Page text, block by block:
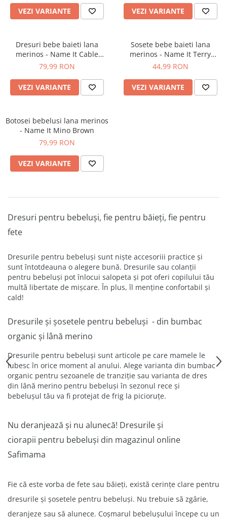
VEZI VARIANTE VEZI VARIANTE
Dresuri bebe baieti lana
merinos - Name It Cable
Turbulence
79,99 RON
VEZI VARIANTE
Sosete bebe baieti lana
merinos - Name It Terry
Tarmac
44,99 RON
VEZI VARIANTE
Botosei bebelusi lana merinos
- Name It Mino Brown
79,99 RON
VEZI VARIANTE
Dresuri pentru bebeluși, fie pentru băieți, fie pentru
fete
Dresurile pentru bebeluși sunt niște accesoriii practice și
sunt întotdeauna o alegere bună. Dresurile sau colanții
pentru bebeluși pot înlocui salopeta și pot oferi copilului tău
multă libertate de mișcare. În plus, îl menține confortabil și
cald!
Dresurile și șosetele pentru bebeluși - din bumbac
organic și lână merino
Dresurile pentru bebeluși sunt articole pe care mamele le
iubesc în orice moment al anului. Alege varianta din bumbac
organic pentru sezoanele de tranziție sau varianta de dres
din lână merino pentru bebeluși în sezonul rece și
bebelușul tău va fi protejat de frig la picioruțe.
Nu deranjează și nu alunecă! Dresurile și
ciorapii pentru bebeluși din magazinul online
Safimama
Fie că este vorba de fete sau băieți, există cerințe clare pentru
dresurile și șosetele pentru bebeluși. Nu trebuie să zgârie,
deranjeze sau să alunece. Coșmarul bebelușului începe cu un